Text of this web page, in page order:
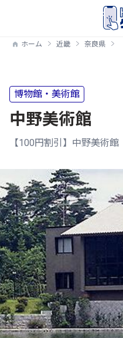
ホーム 近畿 奈良県
博物館・美術館
中野美術館
【100円割引】中野美術館